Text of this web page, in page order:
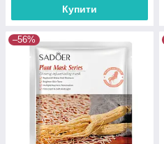
Купити
–56%